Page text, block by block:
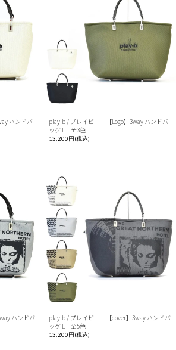
ハンドバ
play-b / プレイビー 【Logo】3way ハンドバ
ッグ L 全3色
13,200円(税込)
ハンドバ
play-b / プレイビー 【cover】3way ハンドバ
ッグ L 全5色
13,200円(税込)